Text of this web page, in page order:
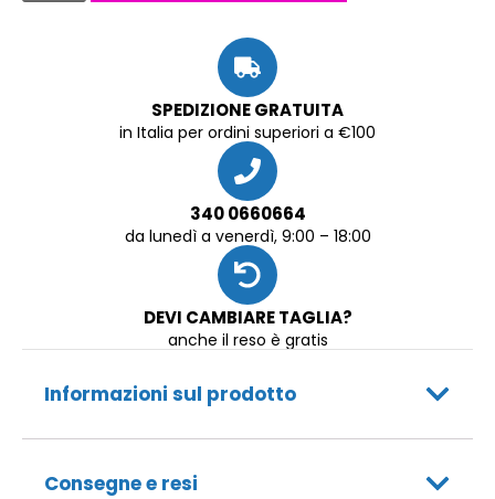
SPEDIZIONE GRATUITA
in Italia per ordini superiori a €100
340 0660664
da lunedì a venerdì, 9:00 – 18:00
DEVI CAMBIARE TAGLIA?
anche il reso è gratis
Informazioni sul prodotto
Consegne e resi